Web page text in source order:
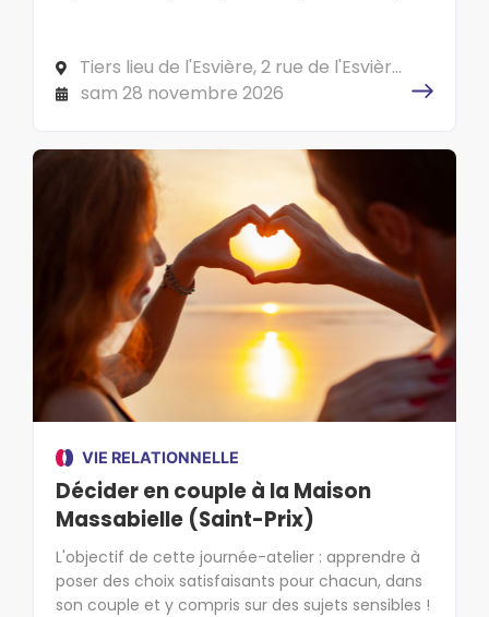
Tiers lieu de l'Esvière, 2 rue de l'Esvière,
49000 ANGERS
sam 28 novembre 2026
VIE RELATIONNELLE
Décider en couple à la Maison
Massabielle (Saint-Prix)
L'objectif de cette journée-atelier : apprendre à
poser des choix satisfaisants pour chacun, dans
son couple et y compris sur des sujets sensibles !